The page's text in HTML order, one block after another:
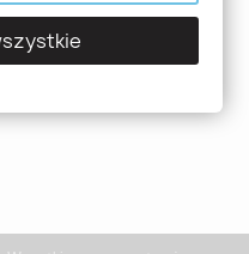
prosimy o kontakt